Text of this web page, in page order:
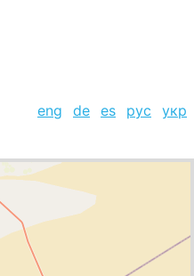
eng de es рус
укр